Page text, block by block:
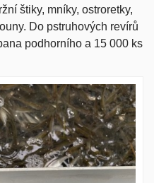
štiky, mníky, ostroretky,
Do pstruhových revírů
podhorního a 15 000 ks